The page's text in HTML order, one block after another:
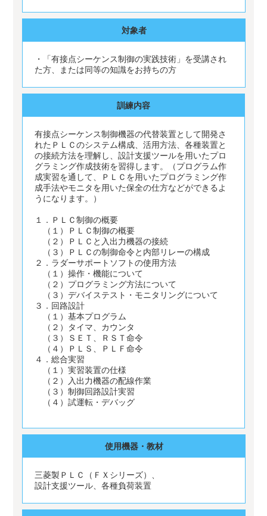
対象者
・「有接点シーケンス制御の実践技術」を受講され
た方、または同等の知識をお持ちの方
訓練内容
有接点シーケンス制御機器の代替装置として開発さ
れたＰＬＣのシステム構成、活用方法、各種装置と
の接続方法を理解し、設計支援ツールを用いたプロ
グラミング作成技術を習得します。（プログラム作
成実習を通して、ＰＬＣを用いたプログラミング作
成手法やモニタを用いた保全の仕方などができるよ
うになります。）
１．ＰＬＣ制御の概要
（１）ＰＬＣ制御の概要
（２）ＰＬＣと入出力機器の接続
（３）ＰＬＣの制御命令と内部リレーの構成
２．ラダーサポートソフトの使用方法
（１）操作・機能について
（２）プログラミング方法について
（３）デバイステスト・モニタリングについて
３．回路設計
（１）基本プログラム
（２）タイマ、カウンタ
（３）ＳＥＴ、ＲＳＴ命令
（４）ＰＬＳ、ＰＬＦ命令
４．総合実習
（１）実習装置の仕様
（２）入出力機器の配線作業
（３）制御回路設計実習
（４）試運転・デバッグ
使用機器・教材
三菱製ＰＬＣ（ＦＸシリーズ）、
設計支援ツール、各種負荷装置